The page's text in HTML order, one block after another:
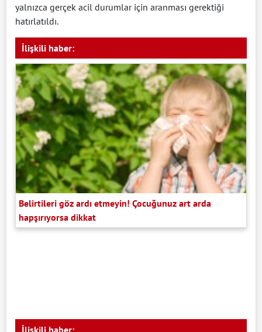
yalnızca gerçek acil durumlar için aranması gerektiği
hatırlatıldı.
İlişkili haber:
Belirtileri göz ardı etmeyin! Çocuğunuz art arda
hapşırıyorsa dikkat